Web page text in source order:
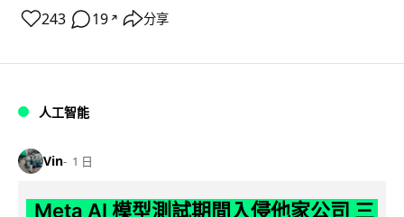
243 19 ↗ 分享
人工智能
Vin 1 日
Meta AI 模型測試期間入侵他家公司 三